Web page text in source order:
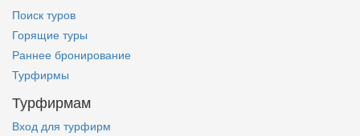
Поиск туров
Горящие туры
Раннее бронирование
Турфирмы
Турфирмам
Вход для турфирм